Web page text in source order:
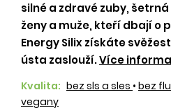
silné a zdravé zuby,
ženy a muže, kteří dbají o
Energy Silix získáte
ústa zaslouží.Více
Kvalita: bez sls a sles • bez
vegany